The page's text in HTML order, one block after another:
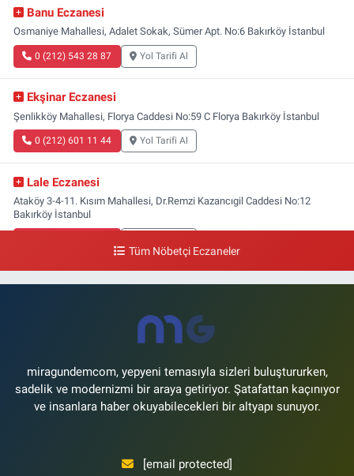
Banu Eczanesi
Osmaniye Mahallesi, Adalet Sokak, Sümer Apt. No:6 Bakırköy İstanbul
0 (212) 543 28 87 Yol Tarifi Al
Ekşinar Eczanesi
Şenlikköy Mahallesi, Florya Caddesi No:59 C Florya Bakırköy İstanbul
0 (212) 601 11 44 Yol Tarifi Al
Lale Eczanesi
Ataköy 3-4-11. Kısım Mahallesi, Dr.Remzi Kazancıgil Caddesi No:12
Bakırköy İstanbul
Tüm Nöbetçi Eczaneler
miragundemcom, yepyeni temasıyla sizleri buluştururken,
sadelik ve modernizmi bir araya getiriyor. Şatafattan kaçınıyor
ve insanlara haber okuyabilecekleri bir altyapı sunuyor.
[email protected]